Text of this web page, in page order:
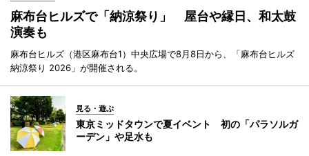
麻布台ヒルズで「納涼祭り」 屋台や縁日、和太鼓
演奏も
麻布台ヒルズ（港区麻布台1）中央広場で8月8日から、「麻布台ヒルズ
納涼祭り 2026」が開催される。
見る・遊ぶ
東京ミッドタウンで夏イベント 初の「パラソルガ
ーデン」や足水も